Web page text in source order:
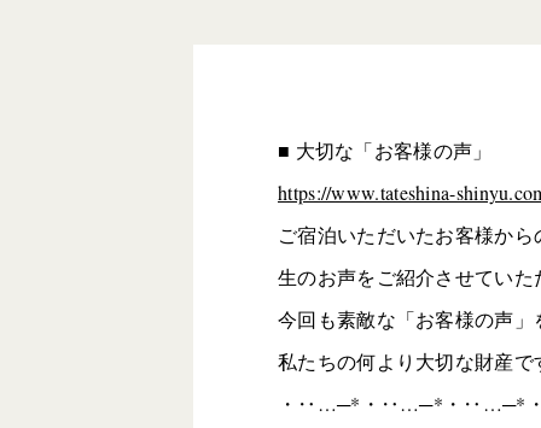
■ 大切な「お客様の声」
https://www.tateshina-
ご宿泊いただいたお客様から
生のお声をご紹介させていた
今回も素敵な「お客様の声」
私たちの何より大切な財産で
・‥…─*・‥…─*・‥…─*